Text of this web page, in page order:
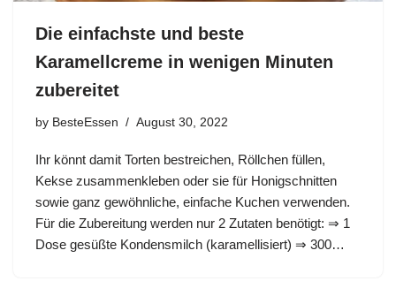
Die einfachste und beste
Karamellcreme in wenigen Minuten
zubereitet
by BesteEssen August 30, 2022
Ihr könnt damit Torten bestreichen, Röllchen füllen,
Kekse zusammenkleben oder sie für Honigschnitten
sowie ganz gewöhnliche, einfache Kuchen verwenden.
Für die Zubereitung werden nur 2 Zutaten benötigt: ⇒ 1
Dose gesüßte Kondensmilch (karamellisiert) ⇒ 300…